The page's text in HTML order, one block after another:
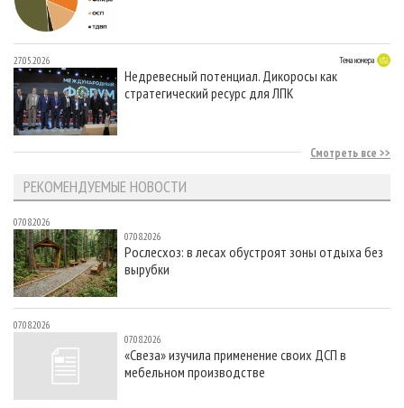
27.05.2026 Тема номера
Недревесный потенциал. Дикоросы как
стратегический ресурс для ЛПК
Смотреть все
РЕКОМЕНДУЕМЫЕ НОВОСТИ
07.08.2026
07.08.2026
Рослесхоз: в лесах обустроят зоны отдыха без
вырубки
07.08.2026
07.08.2026
«Свеза» изучила применение своих ДСП в
мебельном производстве